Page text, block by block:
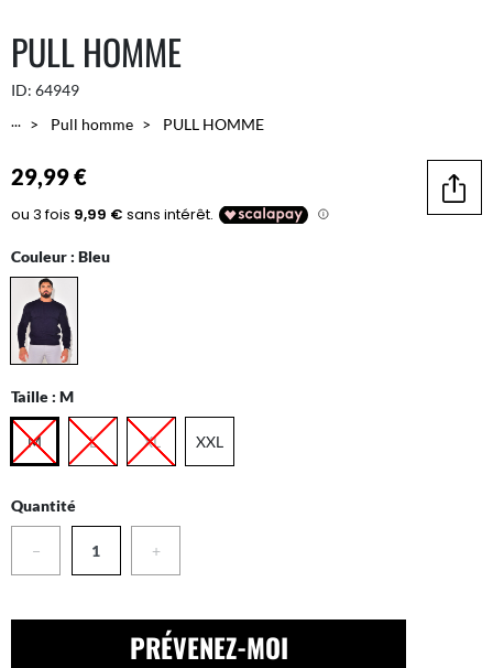
PULL HOMME
ID: 64949
...
Pull homme PULL HOMME
29,99 €
Couleur : Bleu
Taille : M
M L XL XXL
Quantité
− +
PRÉVENEZ-MOI